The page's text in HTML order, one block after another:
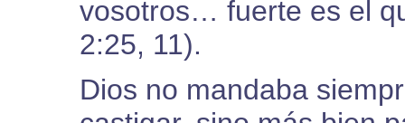
vosotros… fuerte es el
2:25, 11).
Dios no mandaba